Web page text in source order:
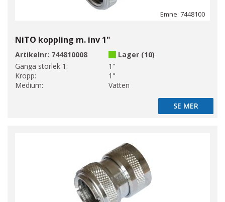
Emne: 7448100
NiTO koppling m. inv 1"
Artikelnr: 744810008
Lager (10)
Gänga storlek 1:
1"
Kropp:
1"
Medium:
Vatten
SE MER
SE MER